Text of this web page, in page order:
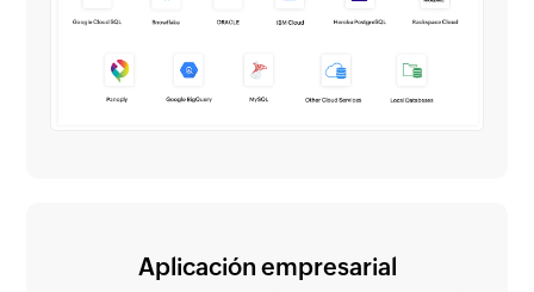
Aplicación empresarial